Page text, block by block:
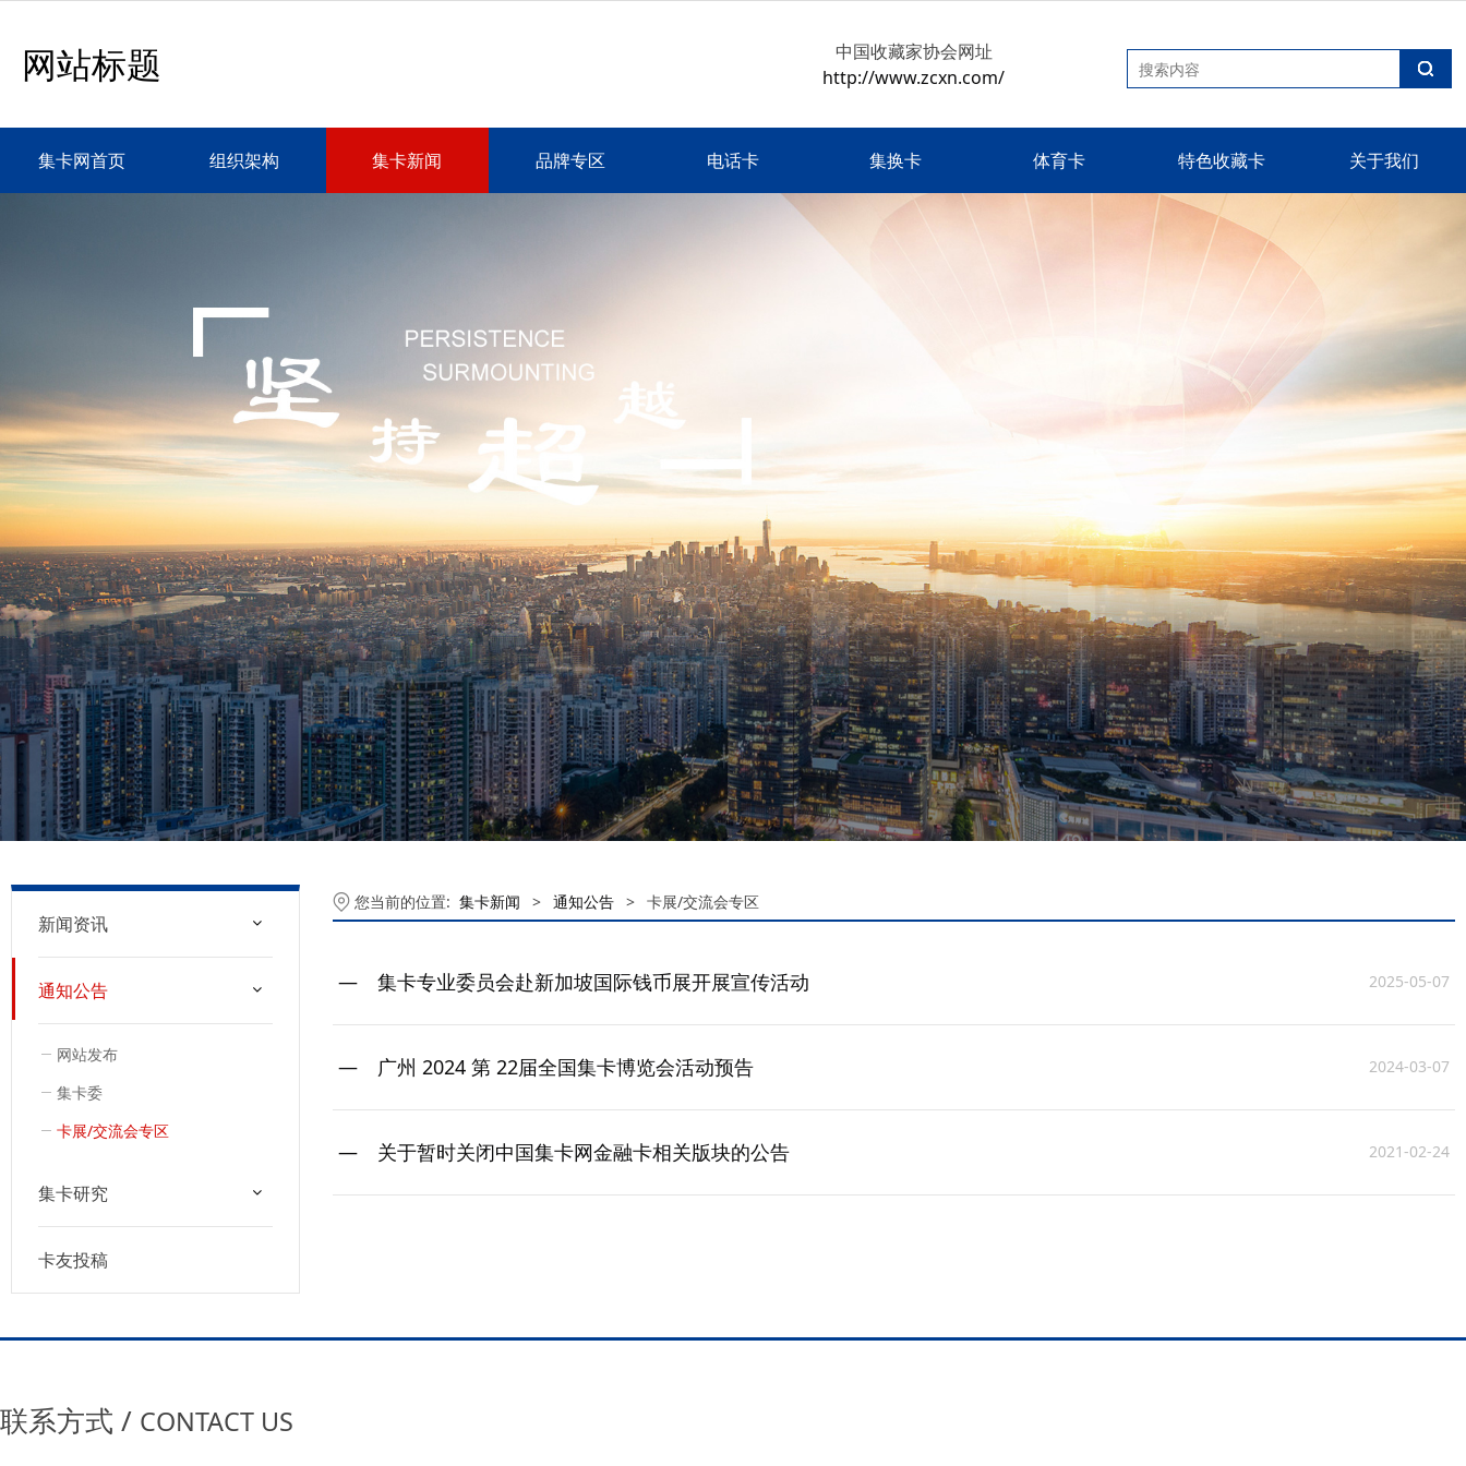
网站标题
中国收藏家协会网址
http://www.zcxn.com/
集卡网首页 组织架构 集卡新闻 品牌专区 电话卡 集换卡 体育卡 特色收藏卡 关于我们
新闻资讯
通知公告
网站发布
集卡委
卡展/交流会专区
集卡研究
卡友投稿
您当前的位置: 集卡新闻 > 通知公告 > 卡展/交流会专区
集卡专业委员会赴新加坡国际钱币展开展宣传活动 2025-05-07
广州 2024 第 22届全国集卡博览会活动预告 2024-03-07
关于暂时关闭中国集卡网金融卡相关版块的公告 2021-02-24
联系方式 / CONTACT US